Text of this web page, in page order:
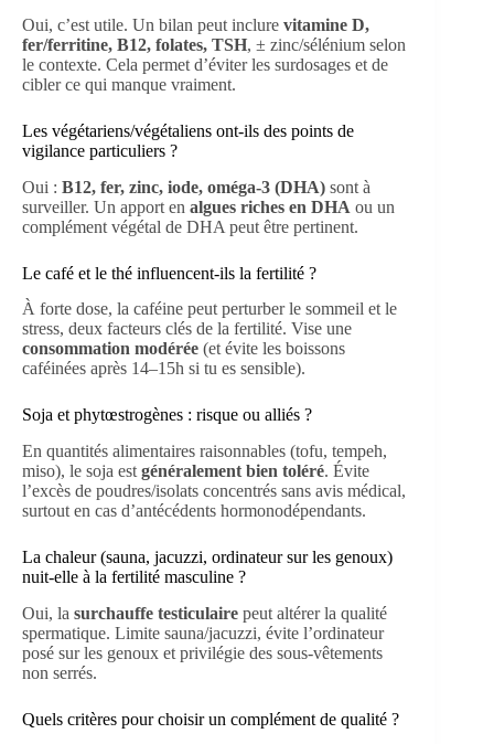
Oui, c’est utile. Un bilan peut inclure vitamine D,
fer/ferritine, B12, folates, TSH, ± zinc/sélénium selon
le contexte. Cela permet d’éviter les surdosages et de
cibler ce qui manque vraiment.
Les végétariens/végétaliens ont-ils des points de
vigilance particuliers ?
Oui : B12, fer, zinc, iode, oméga-3 (DHA) sont à
surveiller. Un apport en algues riches en DHA ou un
complément végétal de DHA peut être pertinent.
Le café et le thé influencent-ils la fertilité ?
À forte dose, la caféine peut perturber le sommeil et le
stress, deux facteurs clés de la fertilité. Vise une
consommation modérée (et évite les boissons
caféinées après 14–15h si tu es sensible).
Soja et phytœstrogènes : risque ou alliés ?
En quantités alimentaires raisonnables (tofu, tempeh,
miso), le soja est généralement bien toléré. Évite
l’excès de poudres/isolats concentrés sans avis médical,
surtout en cas d’antécédents hormonodépendants.
La chaleur (sauna, jacuzzi, ordinateur sur les genoux)
nuit-elle à la fertilité masculine ?
Oui, la surchauffe testiculaire peut altérer la qualité
spermatique. Limite sauna/jacuzzi, évite l’ordinateur
posé sur les genoux et privilégie des sous-vêtements
non serrés.
Quels critères pour choisir un complément de qualité ?